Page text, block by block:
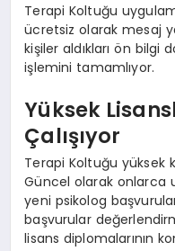
Terapi Koltuğu
ücretsiz olarak mesaj
kişiler aldıkları ön bilgi
işlemini tamamlıyor.
Yüksek
Çalışıyor
Terapi Koltuğu yüksek
Güncel olarak onlarca
yeni psikolog
başvurular
lisans diplomalarının